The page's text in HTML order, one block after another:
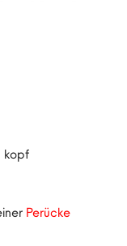
kopf
Perücke